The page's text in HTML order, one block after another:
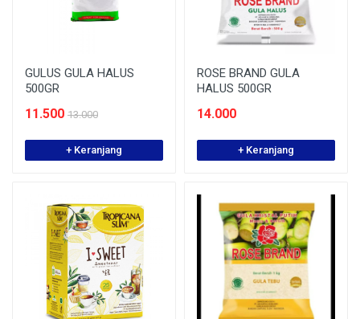
GULUS GULA HALUS
500GR
11.500 13.000
+ Keranjang
ROSE BRAND GULA
HALUS 500GR
14.000
+ Keranjang